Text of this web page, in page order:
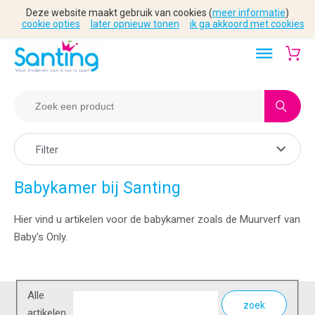
Filter
Babykamer bij Santing
Hier vind u artikelen voor de babykamer zoals de Muurverf van
Baby's Only.
Alle
zoek
Deze website maakt gebruik van cookies (meer informatie)
cookie opties
later opnieuw tonen ik ga akkoord met cookies